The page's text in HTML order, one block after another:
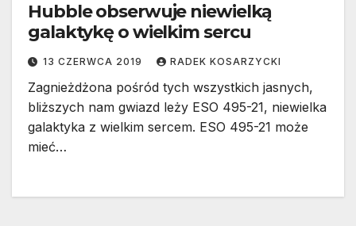
Hubble obserwuje niewielką
galaktykę o wielkim sercu
13 CZERWCA 2019 RADEK KOSARZYCKI
Zagnieżdżona pośród tych wszystkich jasnych,
bliższych nam gwiazd leży ESO 495-21, niewielka
galaktyka z wielkim sercem. ESO 495-21 może
mieć…